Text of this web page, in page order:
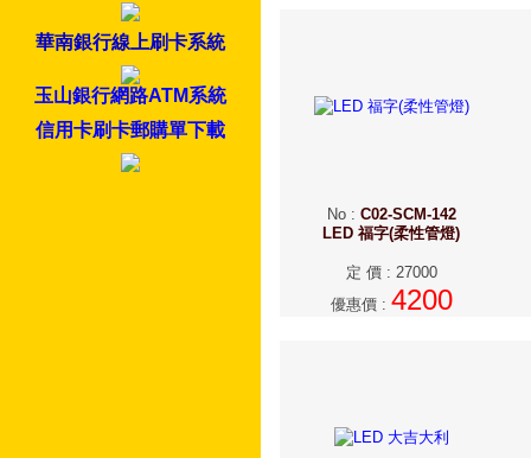
華南銀行線上刷卡系統
玉山銀行網路ATM系統
信用卡刷卡郵購單下載
No: C02-SCM-142
LED 福字(柔性管燈)
定 價: 27000
優惠價: 4200